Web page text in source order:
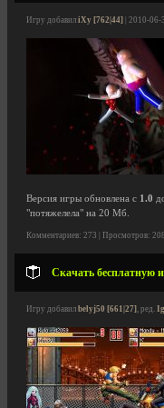
Игру добавил iXy [762|44] | 2010-06-
Версия игры обновлена с 1.0
"потяжелела" на 20 Мб.
Комментариев: 273 | Просмотров:
Скачать бесплатную
Игру добавил belyj50 [661|27], ред.